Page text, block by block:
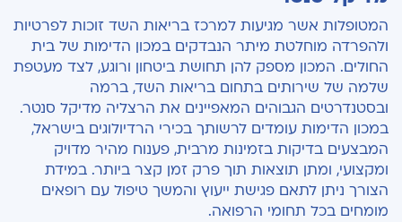
המטופלות אשר מגיעות למרכז בריאות השד זוכות לפרטיות
ולהפרדה מוחלטת מיתר הנבדקים במכון הדימות של בית
החולים. המכון מספק להן תחושת ביטחון ורוגע, לצד מעטפת
שלמה של שירותים בתחום בריאות השד, ברמה
ובסטנדרטים הגבוהים המאפיינים את הרצליה מדיקל סנטר.
במכון הדימות עומדים לרשותך בכירי הרדיולוגים בישראל,
המבצעים בדיקות בזמינות מרבית, פענוח מהיר מדויק
ומקצועי, ומתן תוצאות תוך פרק זמן קצר ביותר. במידת
הצורך ניתן לתאם פגישת ייעוץ והמשך טיפול עם רופאים
מומחים בכל תחומי הרפואה.